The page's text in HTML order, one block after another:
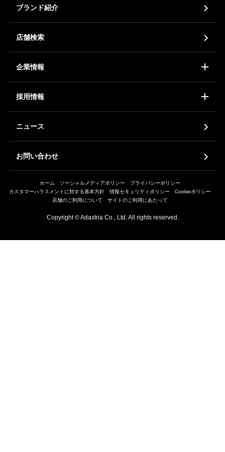
ブランド紹介
店舗検索
企業情報
採用情報
ニュース
お問い合わせ
ホーム ソーシャルメディアポリシー
プライバシーポリシー
カスタマーハラスメントに対する基本方針
情報セキュリティポリシー
Cookieポリシー
店舗のご利用について
サイトのご利用にあたって
Copyright © Adastria Co., Ltd. All rights reserved.